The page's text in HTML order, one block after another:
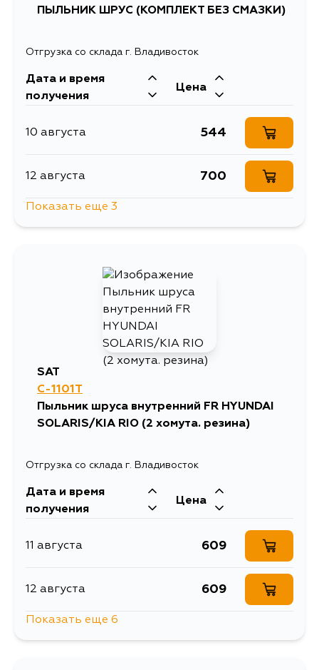
ПЫЛЬНИК ШРУС (КОМПЛЕКТ БЕЗ СМАЗКИ)
Отгрузка со склада г. Владивосток
Дата и время
получения
Цена
10 августа 544
12 августа 700
Показать еще 3
SAT
C-1101T
Пыльник шруса внутренний FR HYUNDAI
SOLARIS/KIA RIO (2 хомута. резина)
Отгрузка со склада г. Владивосток
Дата и время
получения
Цена
11 августа 609
12 августа 609
Показать еще 6